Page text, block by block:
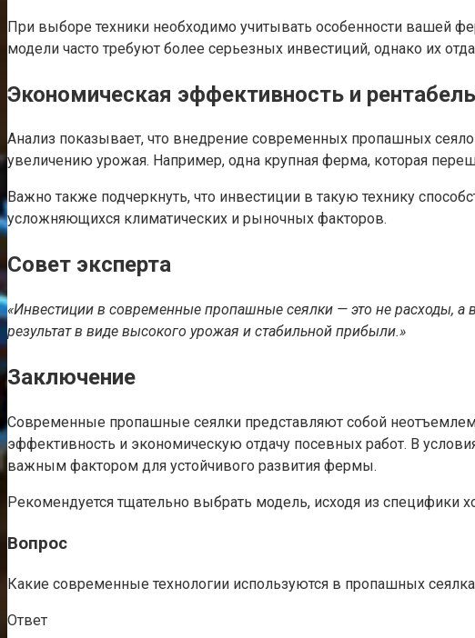
При выборе техники необходимо учитывать особенности вашей
модели часто требуют более серьезных инвестиций, однако их
Экономическая эффективность и
Анализ показывает, что внедрение современных пропашных
увеличению урожая. Например, одна крупная ферма, которая
Важно также подчеркнуть, что инвестиции в такую технику
усложняющихся климатических и рыночных факторов.
Совет эксперта
«Инвестиции в современные пропашные сеялки — это не расходы,
результат в виде высокого урожая и стабильной прибыли.»
Заключение
Современные пропашные сеялки представляют собой
эффективность и экономическую отдачу посевных работ. В
важным фактором для устойчивого развития фермы.
Рекомендуется тщательно выбрать модель, исходя из специфики
Вопрос
Какие современные технологии используются в пропашных
Ответ